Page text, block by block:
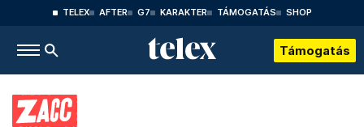
TELEX AFTER G7 KARAKTER TÁMOGATÁS SHOP
Támogatás